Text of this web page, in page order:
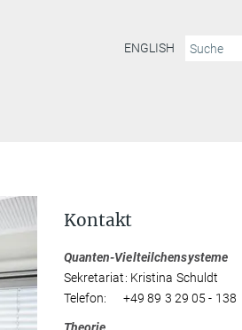
ENGLISH
Kontakt
Quanten-Vielteilchensysteme
Sekretariat: Kristina Schuldt
Telefon: +49 89 3 29 05 - 138